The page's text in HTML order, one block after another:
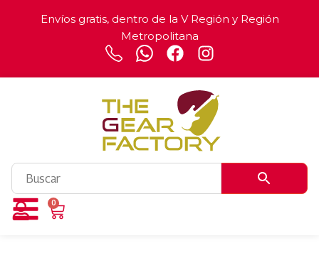
Envíos gratis, dentro de la V Región y Región
Metropolitana
0